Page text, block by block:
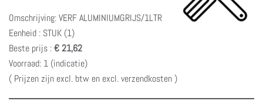
Omschrijving: VERF ALUMINIUMGRIJS/1LTR
Eenheid : STUK (1)
Beste prijs :€ 21,62
Voorraad: 1 (indicatie)
( Prijzen zijn excl. btw en excl. verzendkosten )